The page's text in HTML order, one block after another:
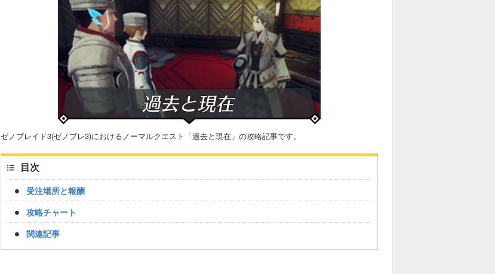
ゼノブレイド3(ゼノブレ3)におけるノーマルクエスト「過去と現在」の攻略記事です。
目次
受注場所と報酬
攻略チャート
関連記事